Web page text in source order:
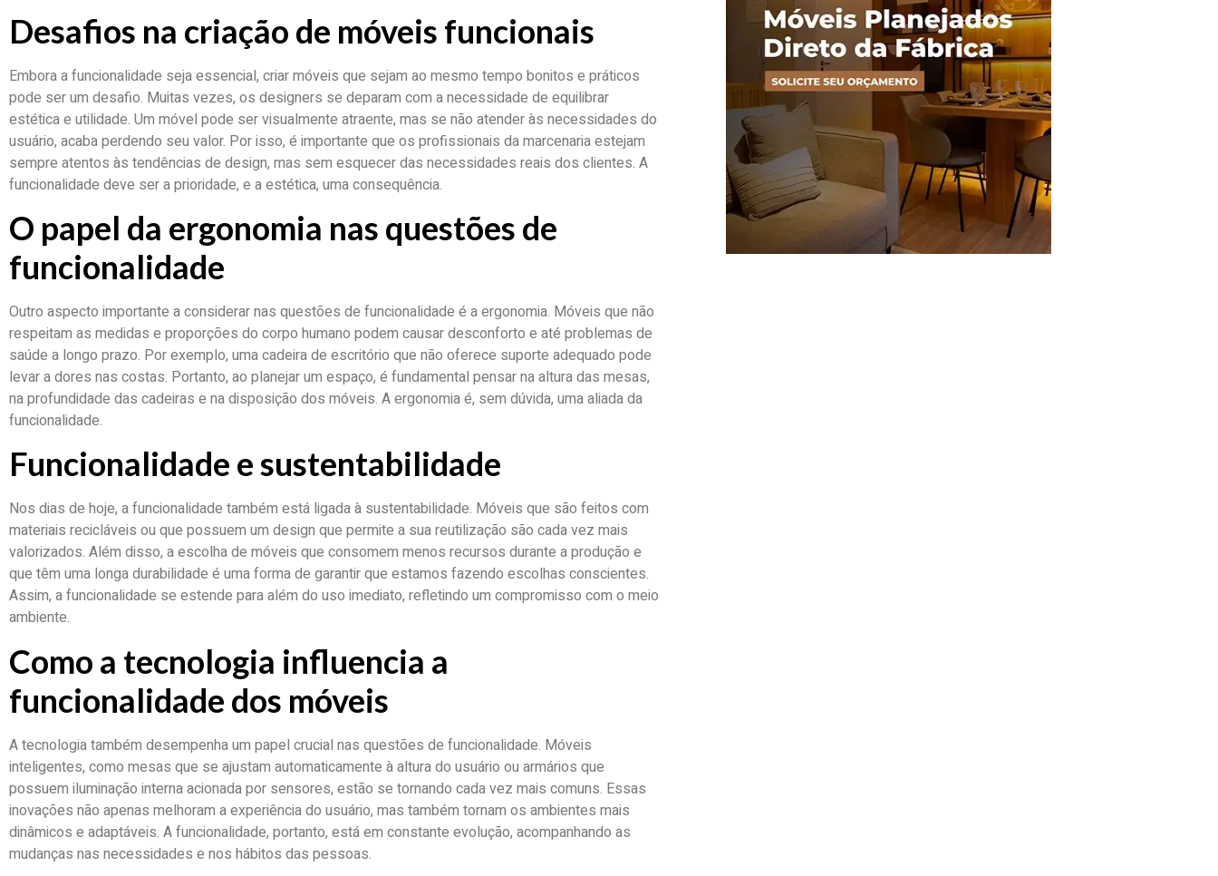
Desafios na criação de móveis funcionais
Embora a funcionalidade seja essencial, criar móveis que sejam ao mesmo tempo bonitos e práticos
pode ser um desafio. Muitas vezes, os designers se deparam com a necessidade de equilibrar
estética e utilidade. Um móvel pode ser visualmente atraente, mas se não atender às necessidades do
usuário, acaba perdendo seu valor. Por isso, é importante que os profissionais da marcenaria estejam
sempre atentos às tendências de design, mas sem esquecer das necessidades reais dos clientes. A
funcionalidade deve ser a prioridade, e a estética, uma consequência.
O papel da ergonomia nas questões de
funcionalidade
Outro aspecto importante a considerar nas questões de funcionalidade é a ergonomia. Móveis que não
respeitam as medidas e proporções do corpo humano podem causar desconforto e até problemas de
saúde a longo prazo. Por exemplo, uma cadeira de escritório que não oferece suporte adequado pode
levar a dores nas costas. Portanto, ao planejar um espaço, é fundamental pensar na altura das mesas,
na profundidade das cadeiras e na disposição dos móveis. A ergonomia é, sem dúvida, uma aliada da
funcionalidade.
Funcionalidade e sustentabilidade
Nos dias de hoje, a funcionalidade também está ligada à sustentabilidade. Móveis que são feitos com
materiais recicláveis ou que possuem um design que permite a sua reutilização são cada vez mais
valorizados. Além disso, a escolha de móveis que consomem menos recursos durante a produção e
que têm uma longa durabilidade é uma forma de garantir que estamos fazendo escolhas conscientes.
Assim, a funcionalidade se estende para além do uso imediato, refletindo um compromisso com o meio
ambiente.
Como a tecnologia influencia a
funcionalidade dos móveis
A tecnologia também desempenha um papel crucial nas questões de funcionalidade. Móveis
inteligentes, como mesas que se ajustam automaticamente à altura do usuário ou armários que
possuem iluminação interna acionada por sensores, estão se tornando cada vez mais comuns. Essas
inovações não apenas melhoram a experiência do usuário, mas também tornam os ambientes mais
dinâmicos e adaptáveis. A funcionalidade, portanto, está em constante evolução, acompanhando as
mudanças nas necessidades e nos hábitos das pessoas.